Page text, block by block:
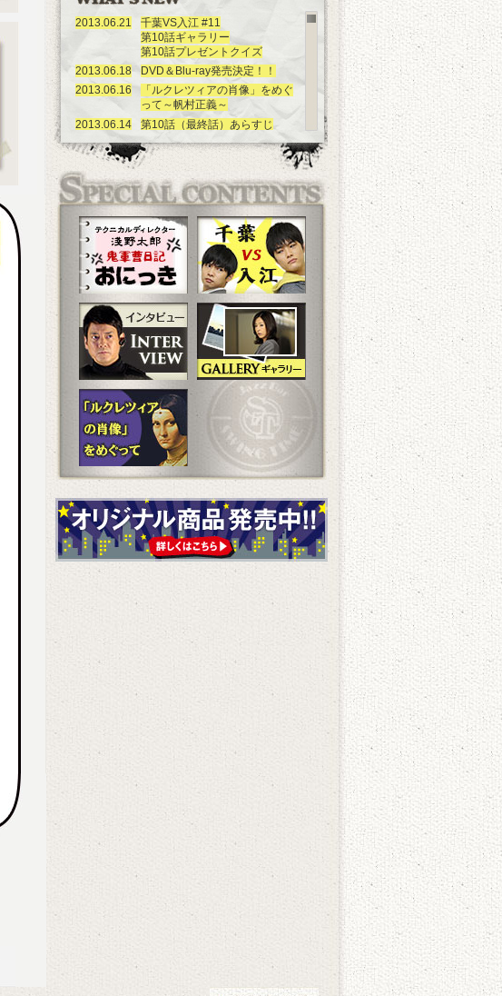
2013.06.21
千葉VS入江 #11
第10話ギャラリー
第10話プレゼントクイズ
2013.06.18
DVD＆Blu-ray発売決定！！
2013.06.16
「ルクレツィアの肖像」をめぐ
って～帆村正義～
2013.06.14
第10話（最終話）あらすじ
第9話ギャラリー
第9話プレゼントクイズ
「ルクレツィアの肖像」をめぐ
って～古堀杏子～
2013.06.07
第9話あらすじ
千葉VS入江 #9
第8話ギャラリー
第8話プレゼントクイズ
「ルクレツィアの肖像」をめぐ
って～岩月櫂・笹原瑠衣～
2013.05.31
宝塚歌劇団のみなさんから動画
が届きました！
2013.05.31
オリジナル・サウンドトラック
発売決定！
2013.05.31
第8話あらすじ
千葉VS入江 #8
第7話ギャラリー
第7話プレゼントクイズ
「ルクレツィアの肖像」をめぐ
って～増田公造～
2013.05.28
千葉VS入江 #7 UP！
2013.05.24
千葉VS入江 番外編
第6話ギャラリー
第6話プレゼントクイズ
「ルクレツィアの肖像」をめぐ
って～スウィング・タイム～
2013.05.17
千葉VS入江 #6
第5話プレゼントクイズ
第4話ギャラリー
第4話プレゼントクイズ
第3話ギャラリー
第3話プレゼントクイズ
千葉VS入江 #3
第2話プレゼントクイズ